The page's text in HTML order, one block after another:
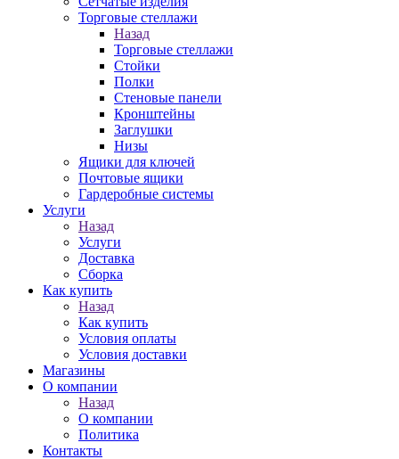
Торговые стеллажи
Назад
Торговые стеллажи
Стойки
Полки
Стеновые панели
Кронштейны
Заглушки
Низы
Ящики для ключей
Почтовые ящики
Гардеробные системы
Услуги
Назад
Услуги
Доставка
Сборка
Как купить
Назад
Как купить
Условия оплаты
Условия доставки
Магазины
О компании
Назад
О компании
Политика
Контакты